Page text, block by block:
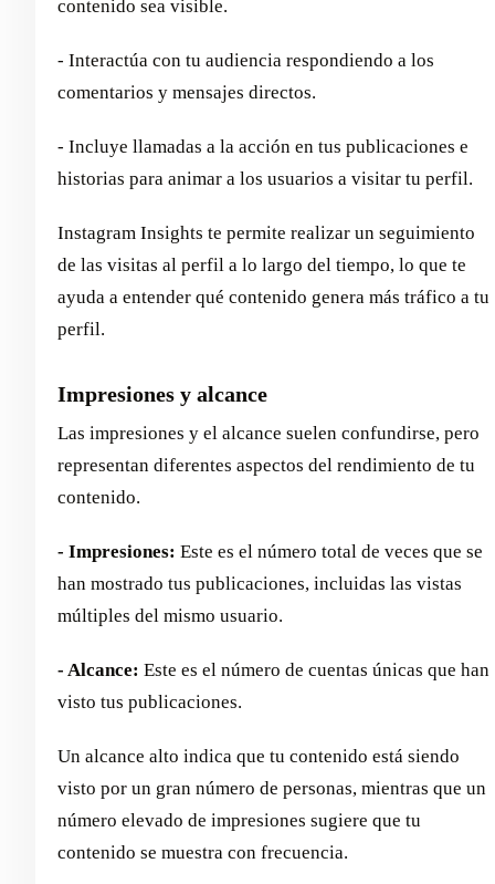
contenido sea visible.
- Interactúa con tu audiencia respondiendo a los
comentarios y mensajes directos.
- Incluye llamadas a la acción en tus publicaciones e
historias para animar a los usuarios a visitar tu perfil.
Instagram Insights te permite realizar un seguimiento
de las visitas al perfil a lo largo del tiempo, lo que te
ayuda a entender qué contenido genera más tráfico a tu
perfil.
Impresiones y alcance
Las impresiones y el alcance suelen confundirse, pero
representan diferentes aspectos del rendimiento de tu
contenido.
- Impresiones: Este es el número total de veces que se
han mostrado tus publicaciones, incluidas las vistas
múltiples del mismo usuario.
- Alcance: Este es el número de cuentas únicas que han
visto tus publicaciones.
Un alcance alto indica que tu contenido está siendo
visto por un gran número de personas, mientras que un
número elevado de impresiones sugiere que tu
contenido se muestra con frecuencia.